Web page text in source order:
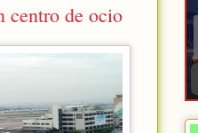
centro de ocio